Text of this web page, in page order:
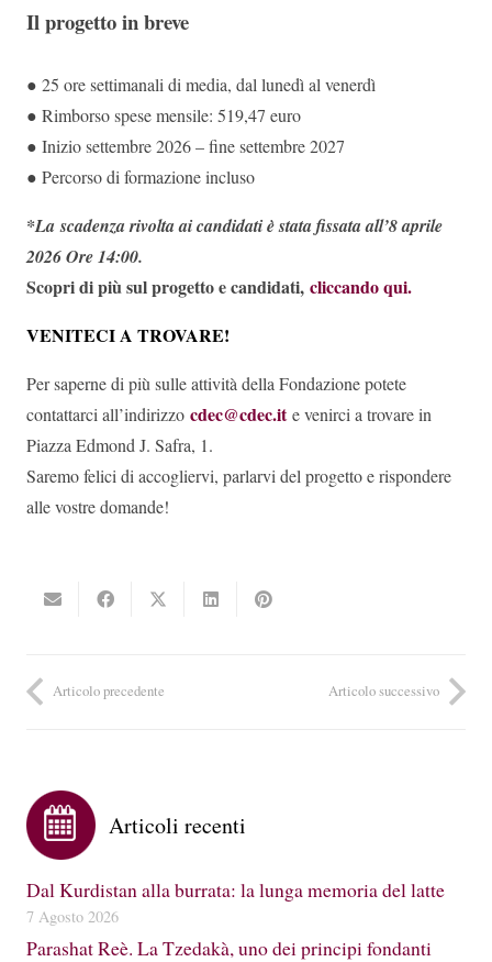
Il progetto in breve
● 25 ore settimanali di media, dal lunedì al venerdì
● Rimborso spese mensile: 519,47 euro
● Inizio settembre 2026 – fine settembre 2027
● Percorso di formazione incluso
*La scadenza rivolta ai candidati è stata fissata all’8 aprile
2026 Ore 14:00.
Scopri di più sul progetto e candidati, cliccando qui.
VENITECI A TROVARE!
Per saperne di più sulle attività della Fondazione potete
contattarci all’indirizzo cdec@cdec.it e venirci a trovare in
Piazza Edmond J. Safra, 1.
Saremo felici di accogliervi, parlarvi del progetto e rispondere
alle vostre domande!
Articolo precedente Articolo successivo
Articoli recenti
Dal Kurdistan alla burrata: la lunga memoria del latte
7 Agosto 2026
Parashat Reè. La Tzedakà, uno dei principi fondanti